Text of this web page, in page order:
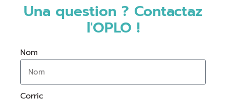
Una question ? Contactaz
l'OPLO !
Nom
Corric